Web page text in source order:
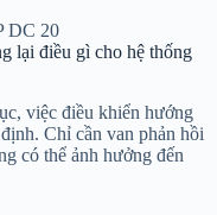
DC 20
lại điều gì cho hệ thống
việc điều khiển hướng
Chỉ cần van phản hồi
có thể ảnh hưởng đến